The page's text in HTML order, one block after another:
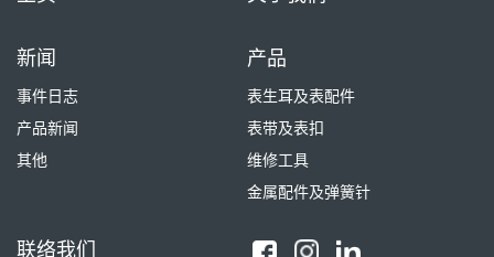
新闻
事件日志
产品新闻
其他
产品
表生耳及表配件
表带及表扣
维修工具
金属配件及弹簧针
联络我们